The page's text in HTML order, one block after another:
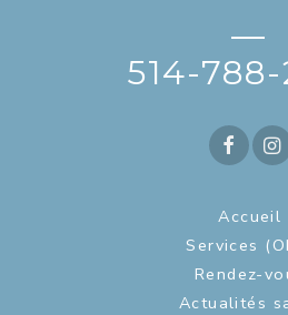
—
514-
Accueil
Services
Rendez-
Actualités